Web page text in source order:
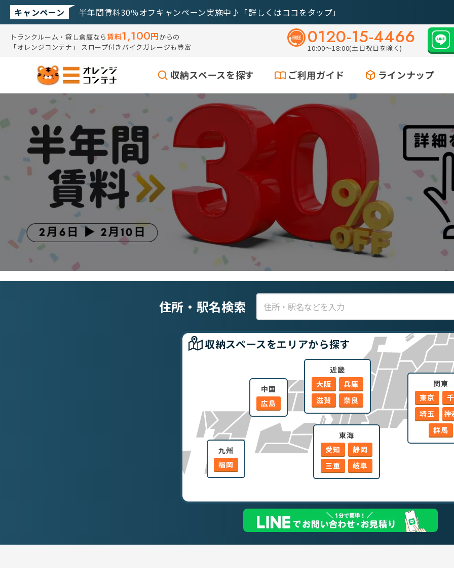
キャンペーン 半年間賃料30％オフキャンペーン実施中♪「詳しくはココをタップ」
トランクルーム・貸し倉庫なら賃料1,100円からの
「オレンジコンテナ」
スロープ付きバイクガレージも豊富 0120-15-4466
10:00～18:00(土日祝日を除く)
収納スペースを探す ご利用ガイド ラインナップ
住所・駅名検索
収納スペースをエリアから探す
関東
東京
埼玉
神
群馬
東海
愛知
静岡
三重
岐阜
近畿
大阪
兵庫
滋賀
奈良
中国
広島
九州
福岡